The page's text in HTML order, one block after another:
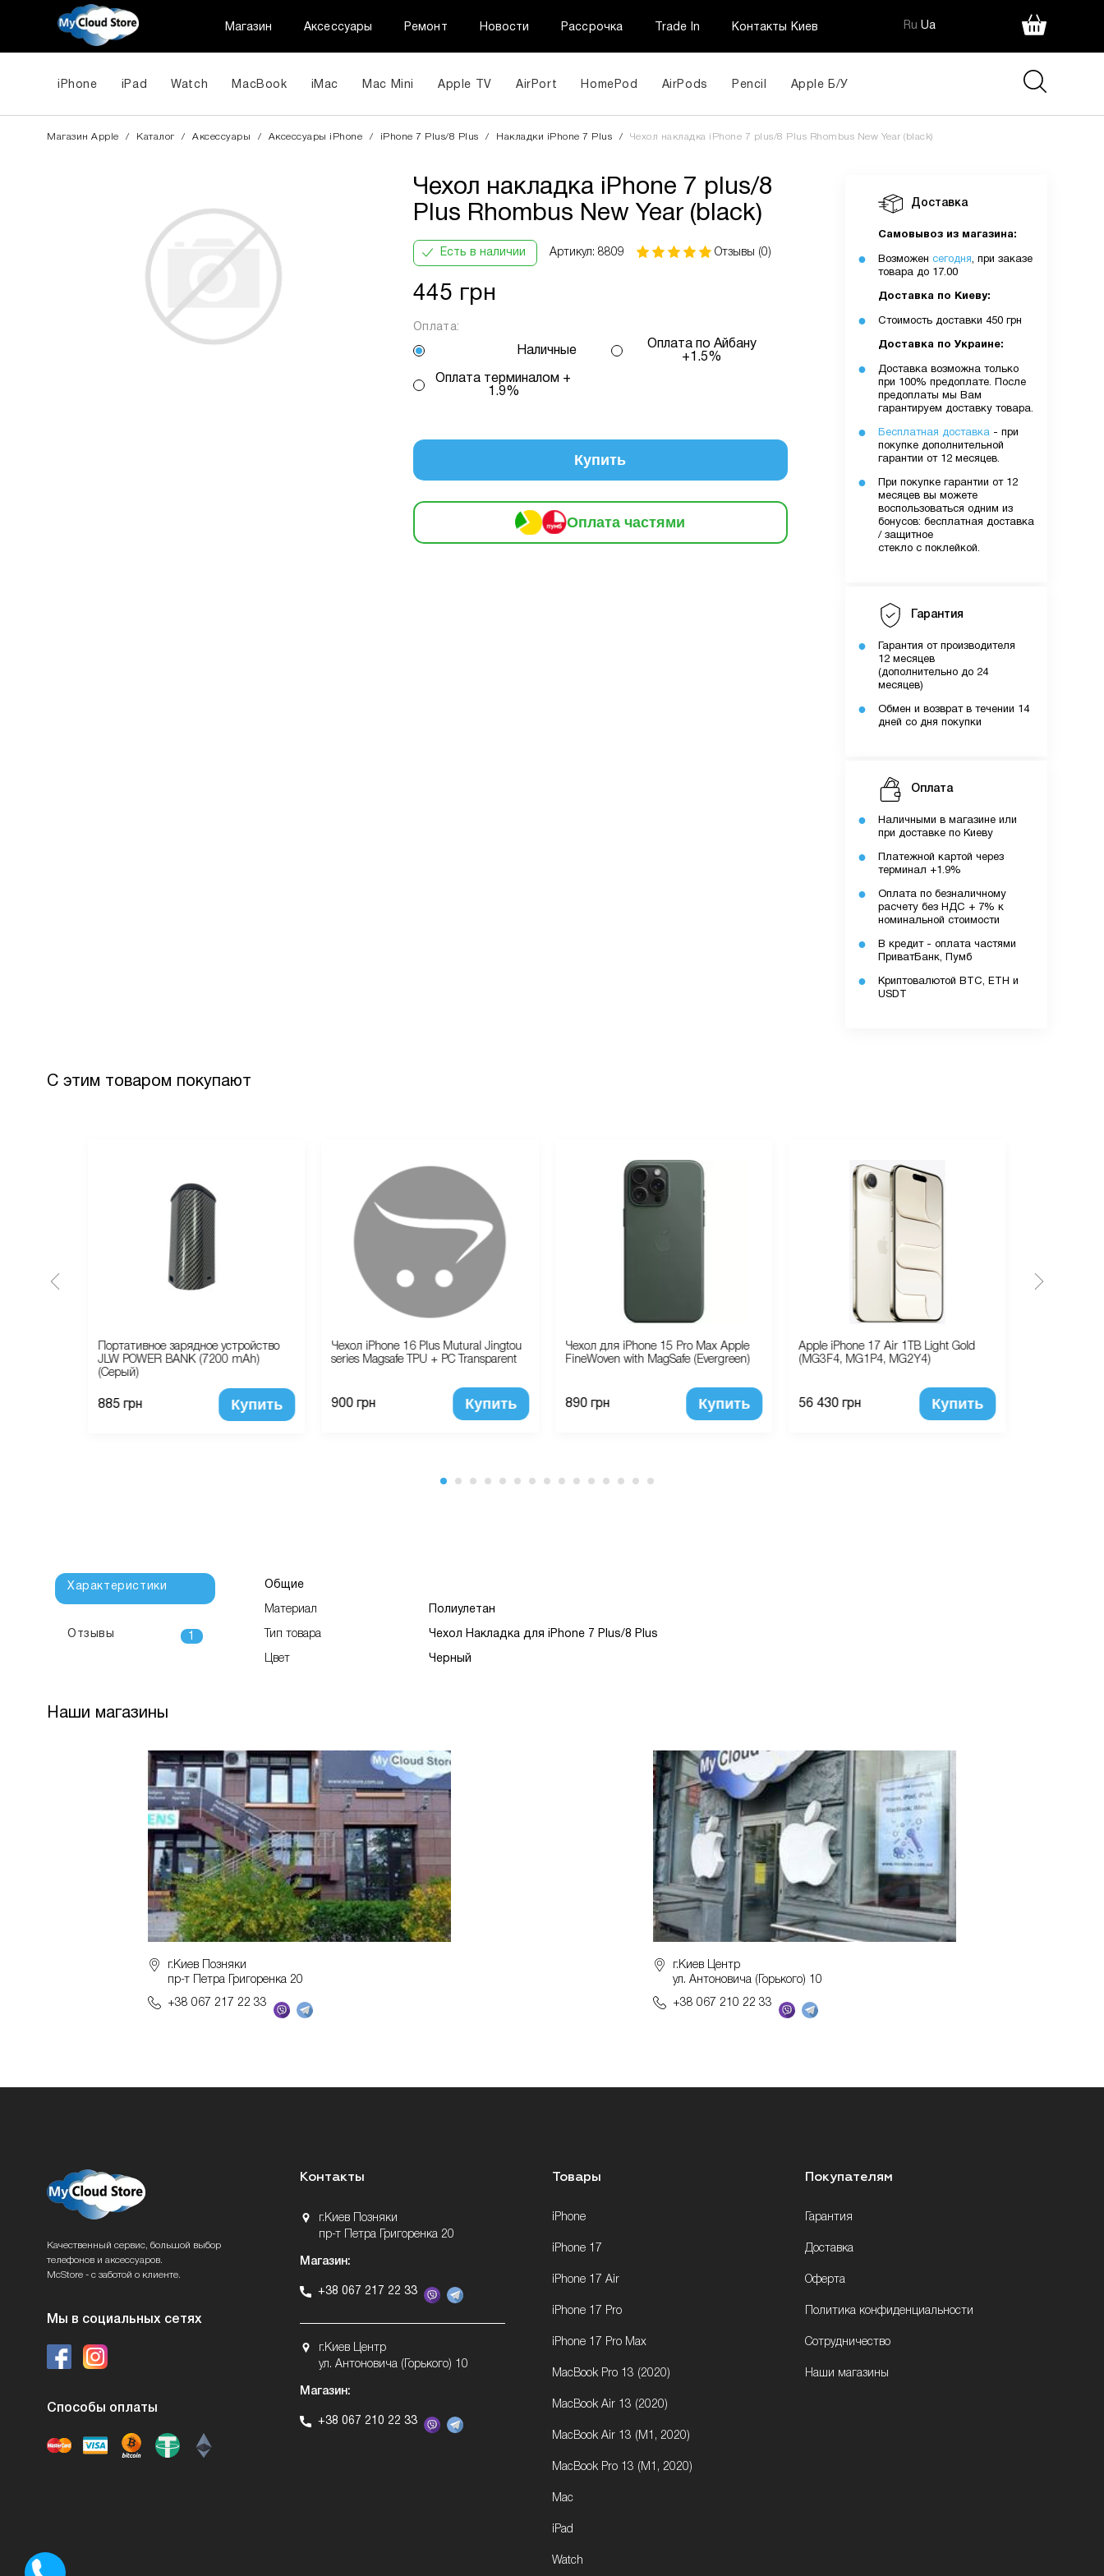
Магазин Аксессуары Ремонт Новости Рассрочка Trade In Контакты Киев Ru Ua
iPhone iPad Watch MacBook iMac Mac Mini Apple TV AirPort HomePod AirPods Pencil Apple Б/У
Магазин Apple / Каталог / Аксессуары / Aксессуары iPhone / iPhone 7 Plus/8 Plus / Накладки iPhone 7 Plus / Чехол накладка iPhone 7 plus/8 Plus Rhombus New Year (black)
Чехол накладка iPhone 7 plus/8
Plus Rhombus New Year (black)
Есть в наличии Артикул: 8809 Отзывы (0)
445 грн
Оплата:
Наличные
Оплата по Айбану
+1.5%
Оплата терминалом +
1.9%
Купить
Оплата частями
Оплата
платежів:
3
6
12
місяць:
За допомогою ПриватБанку ви маєте змогу придбати товар в розстрочку
одним з двох способів.
Спосіб кредиту 1 – комісія банку складає 2.9 % на місяць від суми.
платежів, від 2 до 25, та вираховується за допомогою калькулятору
або за консультацією нашого менеджеру.
відкритий ліміт на МИТТЄВА РОЗСТРОЧКА чи ОПЛАТА ЧАСТИНАМИ.
Доставка
Самовывоз из магазина:
Возможен сегодня, при заказе
товара до 17.00
Доставка по Киеву:
Стоимость доставки 450 грн
Доставка по Украине:
Доставка возможна только
при 100% предоплате. После
предоплаты мы Вам
гарантируем доставку товара.
Бесплатная доставка - при
покупке дополнительной
гарантии от 12 месяцев.
При покупке гарантии от 12
месяцев вы можете
воспользоваться одним из
бонусов: бесплатная доставка
/ защитное
стекло с поклейкой.
Гарантия
Гарантия от производителя
12 месяцев
(дополнительно до 24
месяцев)
Обмен и возврат в течении 14
дней со дня покупки
Оплата
Наличными в магазине или
при доставке по Киеву
Платежной картой через
терминал +1.9%
Оплата по безналичному
расчету без НДС + 7% к
номинальной стоимости
В кредит - оплата частями
ПриватБанк, Пумб
Криптовалютой BTC, ETH и
USDT
С этим товаром покупают
Портативное зарядное устройство
JLW POWER BANK (7200 mAh)
(Серый)
885 грн Купить
Чехол iPhone 16 Plus Mutural Jingtou
series Magsafe TPU + PC Transparent
900 грн Купить
Чехол для iPhone 15 Pro Max Apple
FineWoven with MagSafe (Evergreen)
890 грн Купить
Apple iPhone 17 Air 1TB Light Gold
(MG3F4, MG1P4, MG2Y4)
56 430 грн Купить
Характеристики
Отзывы 1
Общие
Материал Полиулетан
Тип товара Чехол Накладка для iPhone 7 Plus/8 Plus
Цвет Черный
Наши магазины
г.Киев Позняки
пр-т Петра Григоренка 20
+38 067 217 22 33
г.Киев Центр
ул. Антоновича (Горького) 10
+38 067 210 22 33
Качественный сервис, большой выбор
телефонов и аксессуаров.
McStore - с заботой о клиенте.
Мы в социальных сетях
Способы оплаты
Контакты
г.Киев Позняки
пр-т Петра Григоренка 20
Магазин:
+38 067 217 22 33
г.Киев Центр
ул. Антоновича (Горького) 10
Магазин:
+38 067 210 22 33
Товары
iPhone
iPhone 17
iPhone 17 Air
iPhone 17 Pro
iPhone 17 Pro Max
MacBook Pro 13 (2020)
MacBook Air 13 (2020)
MacBook Air 13 (M1, 2020)
MacBook Pro 13 (M1, 2020)
Mac
iPad
Watch
Покупателям
Гарантия
Доставка
Оферта
Политика конфиденциальности
Сотрудничество
Наши магазины